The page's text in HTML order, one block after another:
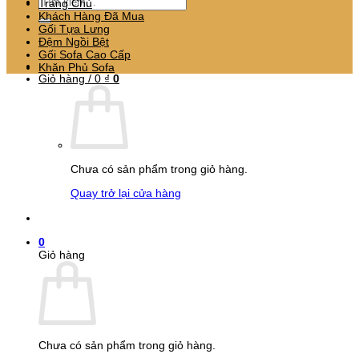
kiếm:
Giỏ hàng / 0 ₫ 0
Chưa có sản phẩm trong giỏ hàng.
Quay trở lại cửa hàng
0
Giỏ hàng
Chưa có sản phẩm trong giỏ hàng.
Trang Chủ
Khách Hàng Đã Mua
Gối Tựa Lưng
Đệm Ngồi Bệt
Gối Sofa Cao Cấp
Khăn Phủ Sofa